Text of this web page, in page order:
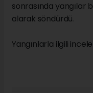
sonrasında yangılar
alarak söndürdü.
Yangınlarla ilgili